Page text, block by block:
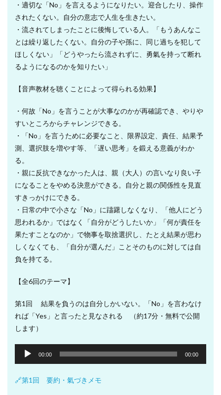
・適切な「No」を言えるようになりたい。迎合したり、操作
されたくない。自分の意志で人生を生きたい。
・流されてしまったことに後悔している人。「もうあんなこ
とは繰り返したくない。自分の子や孫に、同じ過ちを犯して
ほしくない」「どうやったら流されずに、勇氣を持って断れ
るようになるのかを知りたい」
【音声教材を聴くことによって得られる効果】
・何故「No」を言うことが大事なのかが再確認でき、やりや
すいところからチャレンジできる。
・「No」を言うために必要なこと、限界設定、責任、結果予
測、選択肢を増やす等、「遅い思考」を鍛える意義がわか
る。
・親に反抗できなかった人は、親（大人）の言いなり良い子
になることをやめる決意ができる。自分と親の関係性を見直
すきっかけにできる。
・日常の中で小さな「No」に躊躇しなくなり、「他人にどう
思われるか」ではなく「自分がどうしたいか」「何が責任を
果たすことなのか」で物事を取捨選択し、たとえ結果が思わ
しくなくても、「自分が選んだ」ことそのものに対しては自
負を持てる。
【全6回のテーマ】
第1回 結果を負うのは自分しかいない。「No」を言わなけ
れば「Yes」と言ったと見なされる （約17分・無料で公開
します）
声
プ
00:00 00:00
🔗第1回 要約・氣づきメモ